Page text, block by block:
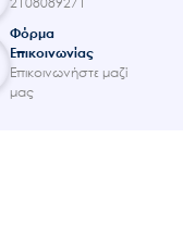
Φόρμα
Επικοινωνίας
Επικοινωνήστε μαζί
μας